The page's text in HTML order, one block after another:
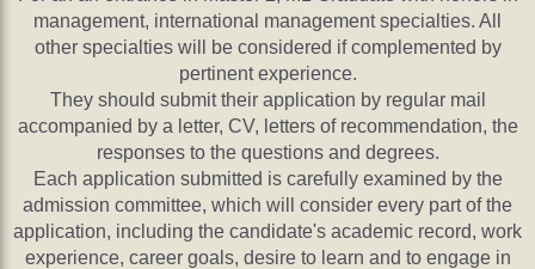
management, international management specialties. All
other specialties will be considered if complemented by
pertinent experience.
They should submit their application by regular mail
accompanied by a letter, CV, letters of recommendation, the
responses to the questions and degrees.
Each application submitted is carefully examined by the
admission committee, which will consider every part of the
application, including the candidate's academic record, work
experience, career goals, desire to learn and to engage in